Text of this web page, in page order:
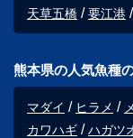
天草五橋
要江港
熊本県の人気魚種
マダイ ヒラメ
カワハギ
ハガツ